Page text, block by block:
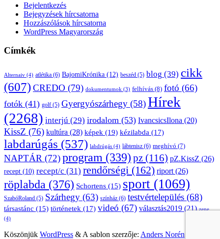
Bejelentkezés
Bejegyzések hírcsatorna
Hozzászólások hírcsatorna
WordPress Magyarország
Címkék
Alternaiv (4) atlétika (6) BajomiKrónika (12) beszéd (5) blog (39) cikk
(607)CREDO (79) dokumentumok (3) felhívás (8) fotó (66)
fotók (41) golf (5) Gyergyószárhegy (58)Hírek
(2268) interjú (29) irodalom (53) IvancsicsIlona (20)
KissZ (76) kultúra (28) képek (19) kézilabda (17)
labdarúgás (537) labdrúgás (4) lábtenisz (6) meghívó (7)
NAPTÁR (72)program (339) pz (116) pZ.KissZ (26)
recept (10) recept/c (31) rendőrségi (162) riport(26)
röplabda (376) Schortens (15) sport (1069)
SzabóRoland (5) Szárhegy (63) színház (6) testvértelepülés (68)
társastánc (15) történetek (17) videó (67) választás2019 (21) zene
(4)
Köszönjük WordPress & A sablon szerzője: Anders Norén